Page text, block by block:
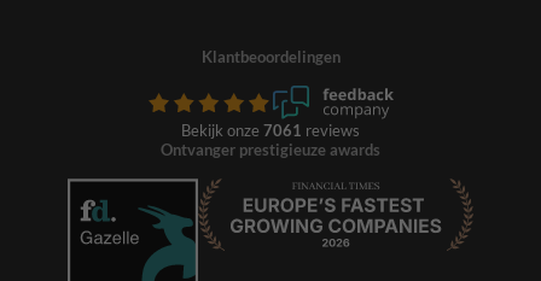
Klantbeoordelingen
Bekijk onze 7061 reviews
Ontvanger prestigieuze awards